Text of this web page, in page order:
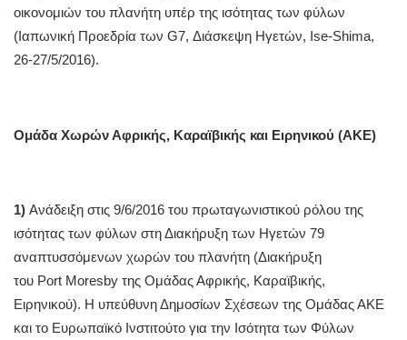
οικονομιών του πλανήτη υπέρ της ισότητας των φύλων
(Ιαπωνική Προεδρία των G7, Διάσκεψη Ηγετών, Ise-Shima,
26-27/5/2016).
Ομάδα Χωρών Αφρικής, Καραϊβικής και Ειρηνικού (ΑΚΕ)
1) Ανάδειξη στις 9/6/2016 του πρωταγωνιστικού ρόλου της
ισότητας των φύλων στη Διακήρυξη των Ηγετών 79
αναπτυσσόμενων χωρών του πλανήτη (Διακήρυξη
του Port Moresby της Ομάδας Αφρικής, Καραϊβικής,
Ειρηνικού). Η υπεύθυνη Δημοσίων Σχέσεων της Ομάδας ΑΚΕ
και το Ευρωπαϊκό Ινστιτούτο για την Ισότητα των Φύλων